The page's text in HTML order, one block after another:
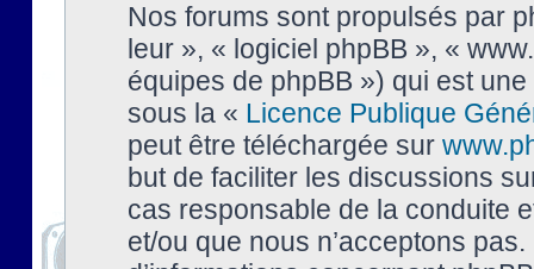
Nos forums sont propulsés par
leur », « logiciel phpBB », «
équipes de phpBB ») qui est
sous la « Licence Publique
peut être téléchargée sur
but de faciliter les discussions
cas responsable de la conduite
et/ou que nous n’acceptons